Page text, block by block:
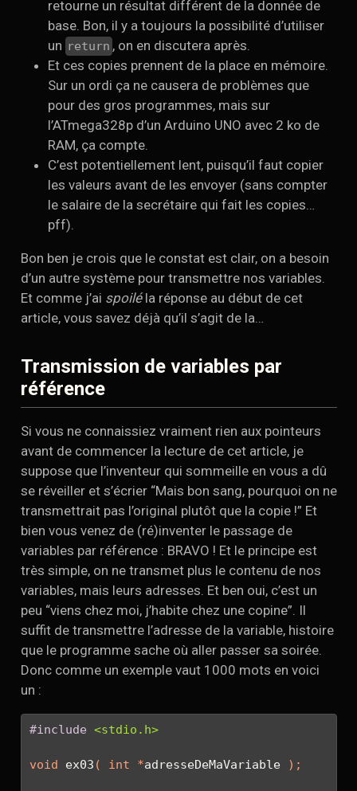
retourne un résultat différent de la donnée de
base. Bon, il y a toujours la possibilité d’utiliser
un return , on en discutera après.
Et ces copies prennent de la place en mémoire.
Sur un ordi ça ne causera de problèmes que
pour des gros programmes, mais sur
l’ATmega328p d’un Arduino UNO avec 2 ko de
RAM, ça compte.
C’est potentiellement lent, puisqu’il faut copier
les valeurs avant de les envoyer (sans compter
le salaire de la secrétaire qui fait les copies…
pff).
Bon ben je crois que le constat est clair, on a besoin
d’un autre système pour transmettre nos variables.
Et comme j’ai spoiléla réponse au début de cet
article, vous savez déjà qu’il s’agit de la…
Transmission de variables par
référence
Si vous ne connaissiez vraiment rien aux pointeurs
avant de commencer la lecture de cet article, je
suppose que l’inventeur qui sommeille en vous a dû
se réveiller et s’écrier “Mais bon sang, pourquoi on ne
transmettrait pas l’original plutôt que la copie !” Et
bien vous venez de (ré)inventer le passage de
variables par référence : BRAVO ! Et le principe est
très simple, on ne transmet plus le contenu de nos
variables, mais leurs adresses. Et ben oui, c’est un
peu “viens chez moi, j’habite chez une copine”. Il
suffit de transmettre l’adresse de la variable, histoire
que le programme sache où aller passer sa soirée.
Donc comme un exemple vaut 1000 mots en voici
un :
#include <stdio.h>
void ex03 ( int *adresseDeMaVariable );